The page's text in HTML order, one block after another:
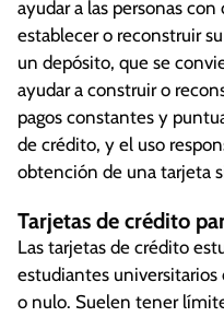
ayudar a las personas
establecer o reconstruir
un depósito, que se
ayudar a construir o
pagos constantes y
de crédito, y el uso
obtención de una tarjeta
Tarjetas de crédito
Las tarjetas de crédito
estudiantes
o nulo. Suelen tener